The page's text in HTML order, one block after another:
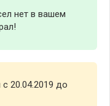
нет в вашем
20.04.2019 до